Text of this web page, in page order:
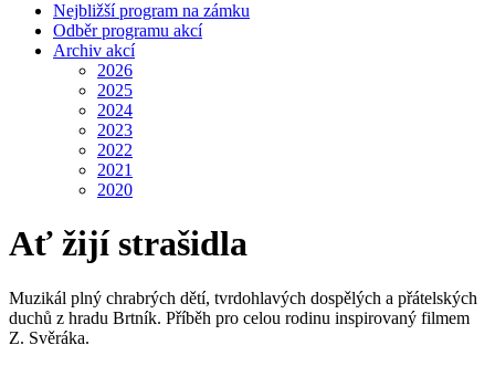
Nejbližší program na zámku
Odběr programu akcí
Archiv akcí
2026
2025
2024
2023
2022
2021
2020
Ať žijí strašidla
Muzikál plný chrabrých dětí, tvrdohlavých dospělých a přátelských
duchů z hradu Brtník. Příběh pro celou rodinu inspirovaný filmem
Z. Svěráka.